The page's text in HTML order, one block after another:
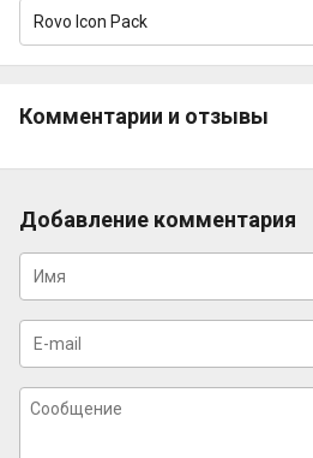
Rovo Icon Pack
Комментарии и отзывы
Добавление комментария